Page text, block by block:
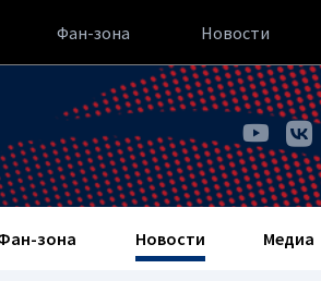
Фан-зона Новости
зона Новости Медиа